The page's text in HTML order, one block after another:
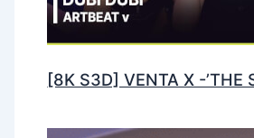
[8K S3D] VENTA X -’THE